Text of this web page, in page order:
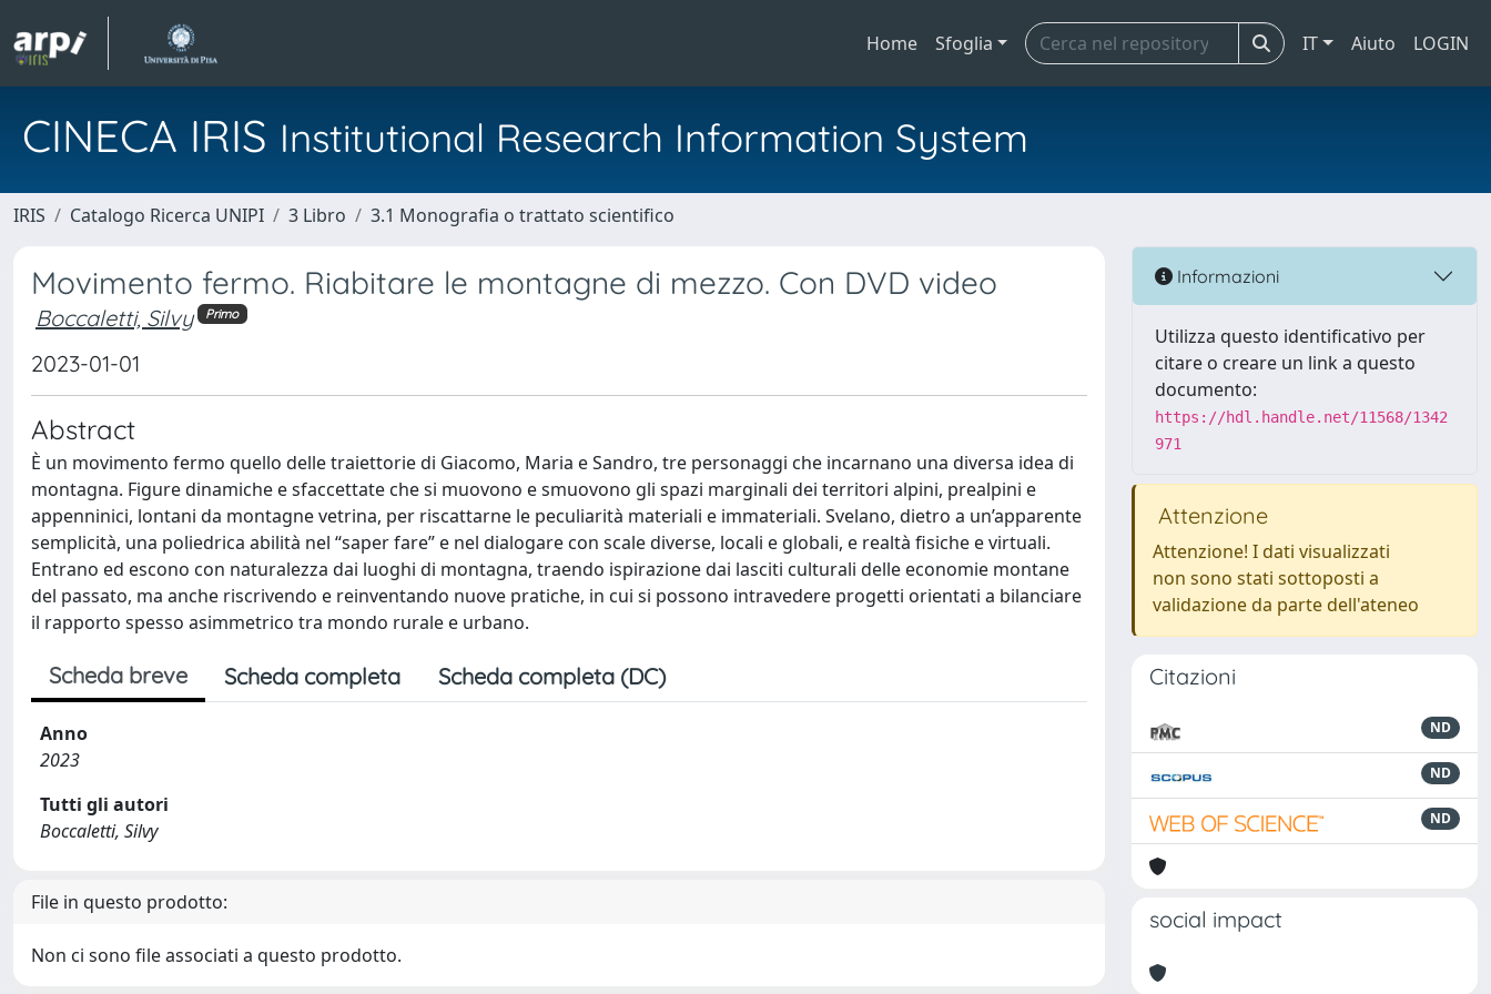
Home Sfoglia IT Aiuto LOGIN
CINECA IRIS Institutional Research Information System
IRIS Catalogo Ricerca UNIPI 3 Libro 3.1 Monografia o trattato scientifico
Movimento fermo. Riabitare le montagne di mezzo. Con DVD video
Boccaletti, Silvy Primo
2023-01-01
Abstract
È un movimento fermo quello delle traiettorie di Giacomo, Maria e Sandro, tre personaggi che incarnano una diversa idea di
montagna. Figure dinamiche e sfaccettate che si muovono e smuovono gli spazi marginali dei territori alpini, prealpini e
appenninici, lontani da montagne vetrina, per riscattarne le peculiarità materiali e immateriali. Svelano, dietro a un’apparente
semplicità, una poliedrica abilità nel “saper fare” e nel dialogare con scale diverse, locali e globali, e realtà fisiche e virtuali.
Entrano ed escono con naturalezza dai luoghi di montagna, traendo ispirazione dai lasciti culturali delle economie montane
del passato, ma anche riscrivendo e reinventando nuove pratiche, in cui si possono intravedere progetti orientati a bilanciare
il rapporto spesso asimmetrico tra mondo rurale e urbano.
Scheda breve Scheda completa Scheda completa (DC)
Anno
2023
Tutti gli autori
Boccaletti, Silvy
File in questo prodotto:
Non ci sono file associati a questo prodotto.
Informazioni
Utilizza questo identificativo per
citare o creare un link a questo
documento:
https://hdl.handle.net/11568/1342
971
Attenzione
Attenzione! I dati visualizzati
non sono stati sottoposti a
validazione da parte dell'ateneo
Citazioni
ND
ND
ND
social impact